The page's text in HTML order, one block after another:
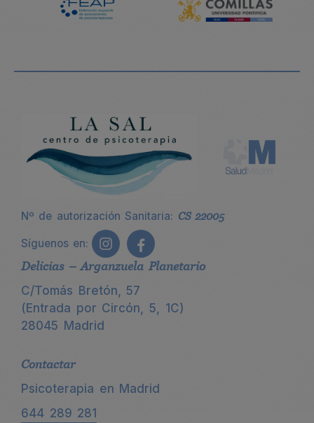
Nº de autorización Sanitaria: CS 22005
Síguenos en:
Delicias – Arganzuela Planetario
C/Tomás Bretón, 57
(Entrada por Circón, 5, 1C)
28045 Madrid
Contactar
Psicoterapia en Madrid
644 289 281